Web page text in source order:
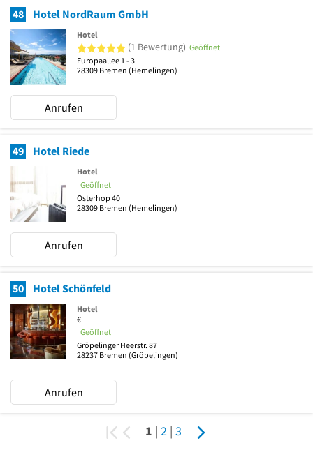
48 Hotel NordRaum GmbH
Hotel
5 von 5 Sternen
(1 Bewertung) Geöffnet
Europaallee 1 - 3
28309 Bremen (Hemelingen)
Anrufen
49 Hotel Riede
Hotel
Geöffnet
Osterhop 40
28309 Bremen (Hemelingen)
Anrufen
50 Hotel Schönfeld
Hotel
€
Geöffnet
Gröpelinger Heerstr. 87
28237 Bremen (Gröpelingen)
Anrufen
1 | 2 | 3